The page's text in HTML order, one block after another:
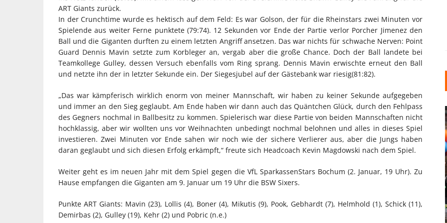
ART Giants zurück.
In der Crunchtime wurde es hektisch auf dem Feld: Es war Golson, der für die Rheinstars zwei Minuten vor
Spielende aus weiter Ferne punktete (79:74). 12 Sekunden vor Ende der Partie verlor Porcher Jimenez den
Ball und die Giganten durften zu einem letzten Angriff ansetzen. Das war nichts für schwache Nerven: Point
Guard Dennis Mavin setzte zum Korbleger an, vergab aber die große Chance. Doch der Ball landete bei
Teamkollege Gulley, dessen Versuch ebenfalls vom Ring sprang. Dennis Mavin erwischte erneut den Ball
und netzte ihn der in letzter Sekunde ein. Der Siegesjubel auf der Gästebank war riesig(81:82).
„Das war kämpferisch wirklich enorm von meiner Mannschaft, wir haben zu keiner Sekunde aufgegeben
und immer an den Sieg geglaubt. Am Ende haben wir dann auch das Quäntchen Glück, durch den Fehlpass
des Gegners nochmal in Ballbesitz zu kommen. Spielerisch war diese Partie von beiden Mannschaften nicht
hochklassig, aber wir wollten uns vor Weihnachten unbedingt nochmal belohnen und alles in dieses Spiel
investieren. Zwei Minuten vor Ende sahen wir noch wie der sichere Verlierer aus, aber die Jungs haben
daran geglaubt und sich diesen Erfolg erkämpft,“ freute sich Headcoach Kevin Magdowski nach dem Spiel.
Weiter geht es im neuen Jahr mit dem Spiel gegen die VfL SparkassenStars Bochum (2. Januar, 19 Uhr). Zu
Hause empfangen die Giganten am 9. Januar um 19 Uhr die BSW Sixers.
Punkte ART Giants: Mavin (23), Lollis (4), Boner (4), Mikutis (9), Pook, Gebhardt (7), Helmhold (1), Schick (11),
Demirbas (2), Gulley (19), Kehr (2) und Pobric (n.e.)
INDUSTRIELLER CHIC: WIE
LOFT-STIL IN IHREM